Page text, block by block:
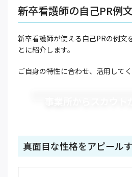
新卒看護師の自己PR例
新卒看護師が使える自己PRの例文
とに紹介します。
ご自身の特性に合わせ、活用してく
真面目な性格をアピール